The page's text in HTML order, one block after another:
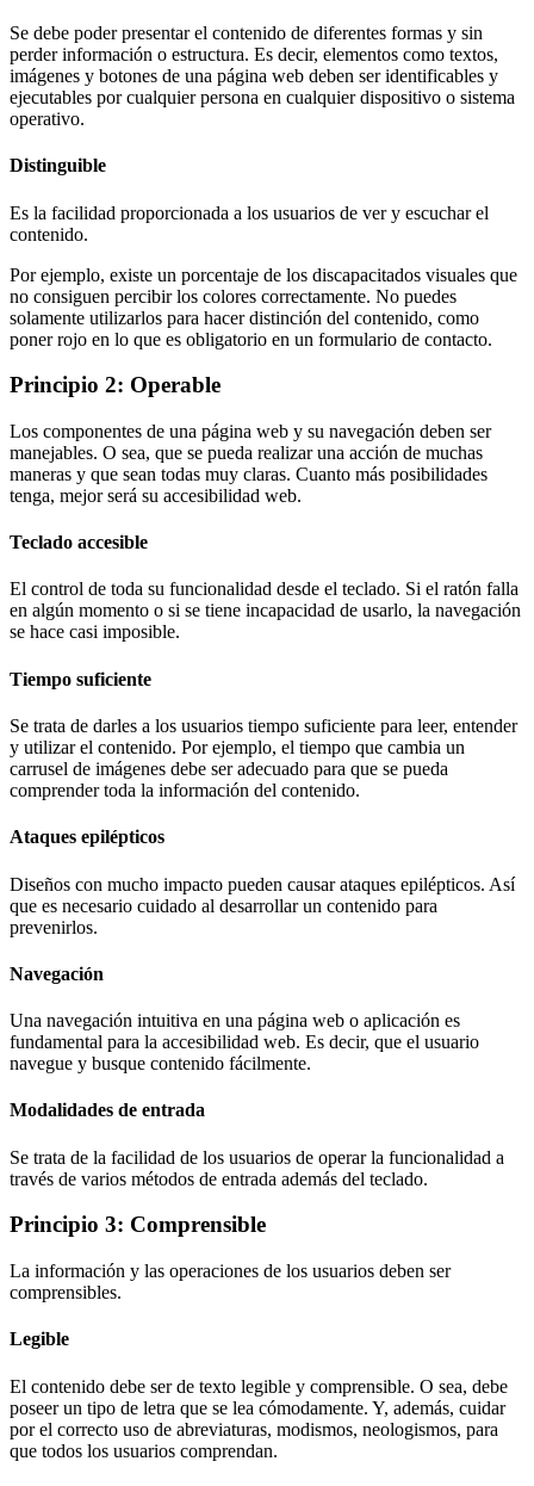
Se debe poder presentar el contenido de diferentes formas y sin
perder información o estructura. Es decir, elementos como textos,
imágenes y botones de una página web deben ser identificables y
ejecutables por cualquier persona en cualquier dispositivo o sistema
operativo.
Distinguible
Es la facilidad proporcionada a los usuarios de ver y escuchar el
contenido.
Por ejemplo, existe un porcentaje de los discapacitados visuales que
no consiguen percibir los colores correctamente. No puedes
solamente utilizarlos para hacer distinción del contenido, como
poner rojo en lo que es obligatorio en un formulario de contacto.
Principio 2: Operable
Los componentes de una página web y su navegación deben ser
manejables. O sea, que se pueda realizar una acción de muchas
maneras y que sean todas muy claras. Cuanto más posibilidades
tenga, mejor será su accesibilidad web.
Teclado accesible
El control de toda su funcionalidad desde el teclado. Si el ratón falla
en algún momento o si se tiene incapacidad de usarlo, la navegación
se hace casi imposible.
Tiempo suficiente
Se trata de darles a los usuarios tiempo suficiente para leer, entender
y utilizar el contenido. Por ejemplo, el tiempo que cambia un
carrusel de imágenes debe ser adecuado para que se pueda
comprender toda la información del contenido.
Ataques epilépticos
Diseños con mucho impacto pueden causar ataques epilépticos. Así
que es necesario cuidado al desarrollar un contenido para
prevenirlos.
Navegación
Una navegación intuitiva en una página web o aplicación es
fundamental para la accesibilidad web. Es decir, que el usuario
navegue y busque contenido fácilmente.
Modalidades de entrada
Se trata de la facilidad de los usuarios de operar la funcionalidad a
través de varios métodos de entrada además del teclado.
Principio 3: Comprensible
La información y las operaciones de los usuarios deben ser
comprensibles.
Legible
El contenido debe ser de texto legible y comprensible. O sea, debe
poseer un tipo de letra que se lea cómodamente. Y, además, cuidar
por el correcto uso de abreviaturas, modismos, neologismos, para
que todos los usuarios comprendan.